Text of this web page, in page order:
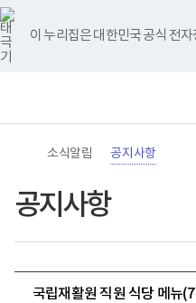
바
로
가
기
메
이 누리집은 대한민국 공식 전
너
비
767px
이
하
영메
홈
소식알림 공지사항
공지사항
국립재활원 직원 식당 메뉴
유
튜
브
블
로
그
인
스
타
그
램
페
이
스
북